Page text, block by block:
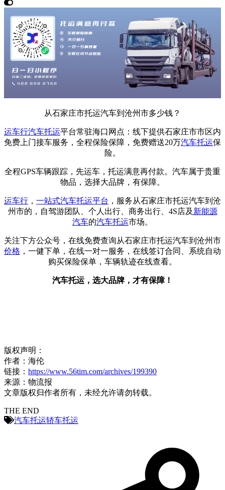
从石家庄市托运汽车到沧州市多少钱？
运车行汽车托运平台常驻海口网点：线下提供石家庄市市区内
免费上门接车服务，全程保险保障，免费赠送20万汽车托运保
险。
全程GPS车辆跟踪，先运车，托运满意再付款。汽车属于贵重
物品，选择大品牌，有保障。
运车行 ， 一站式汽车托运平台 ，服务从石家庄市托运汽车到沧
州市的，自驾游团队、个人出行、商务出行、4S店及 新能源
汽车的汽车托运市场。
关注下方公众号，在线免费查询从石家庄市托运汽车到沧州市
价格 ，一健下单，在线一对一服务，在线签订合同、系统自动
购买保险保单，车辆轨迹在线查看。
汽车托运，选大品牌，才有保障！
版权声明：
作者：海伦
链接： https://www.56tim.com/archives/199390
来源：物流报
文章版权归作者所有，未经允许请勿转载。
THE END
汽车托运轿车托运